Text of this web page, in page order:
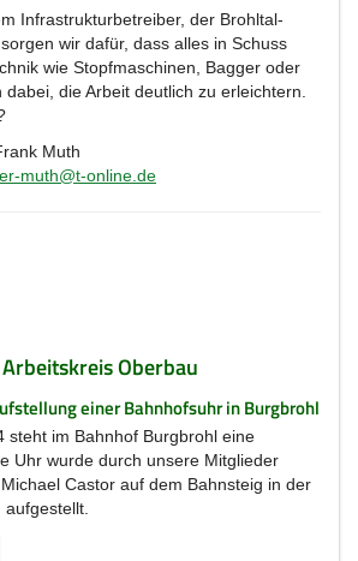
Infrastrukturbetreiber, der Brohltal-
wir dafür, dass alles in Schuss
wie Stopfmaschinen, Bagger oder
dabei, die Arbeit deutlich zu erleichtern.
Muth
muth@t-online.de
Oberbau
einer Bahnhofsuhr in Burgbrohl
steht im Bahnhof Burgbrohl eine
Uhr wurde durch unsere Mitglieder
Castor auf dem Bahnsteig in der